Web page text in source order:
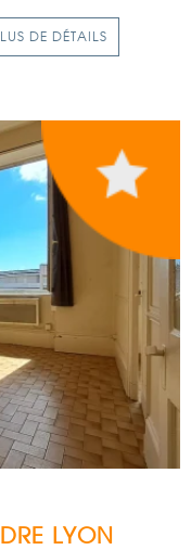
DE DÉTAILS
LYON